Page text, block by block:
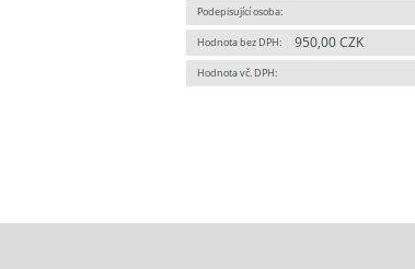
Podepisující osoba:
Hodnota bez DPH: 950,00 CZK
Hodnota vč. DPH: